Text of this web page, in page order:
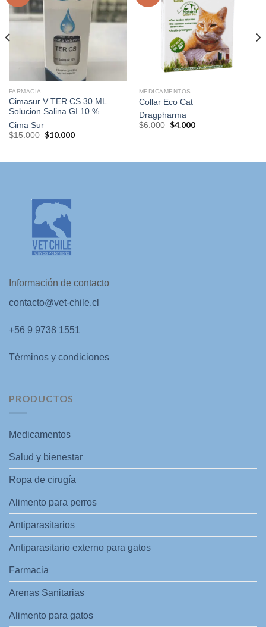
Agregar
a la
FARMACIA
Cimasur V TER CS 30 ML
Solucion Salina GI 10 %
Cima Sur
$15.000
El
$10.000El
Agregar
MEDICAMENTOS
Collar Eco Cat
Dragpharma
$6.000 El
$4.000El
Información de contacto
contacto@vet-chile.cl
+56 9 9738 1551
Términos y condiciones
PRODUCTOS
Medicamentos
Salud y bienestar
Ropa de cirugía
Alimento para perros
Antiparasitarios
Antiparasitario externo para gatos
Farmacia
Arenas Sanitarias
Alimento para gatos